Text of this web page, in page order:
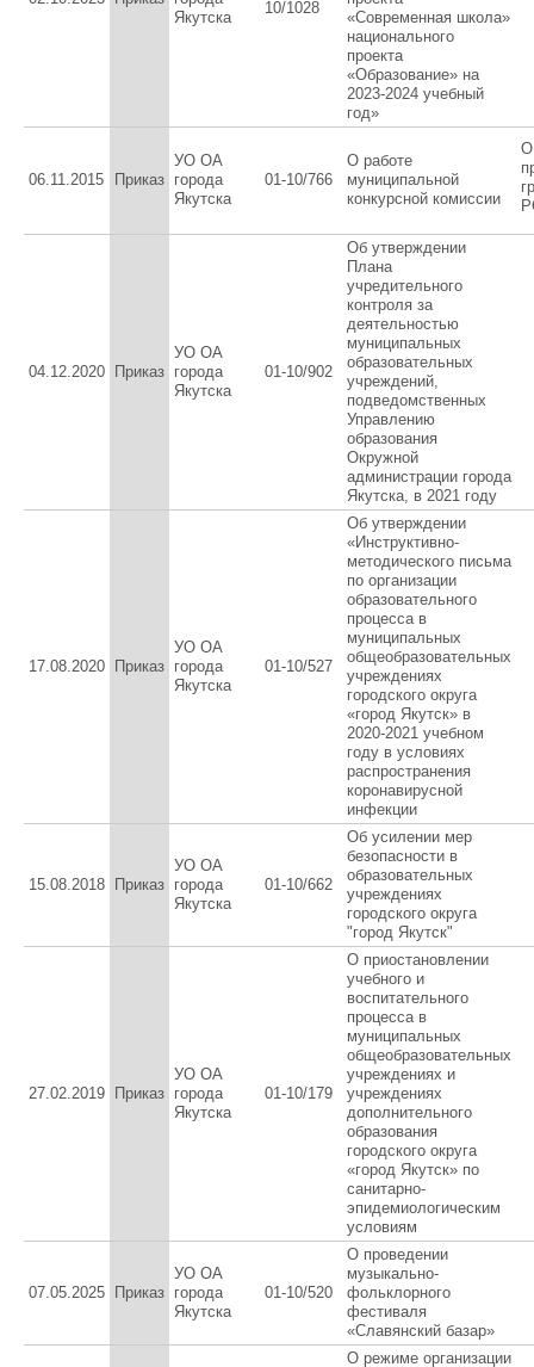
Якутска
10/1028
«Современная школа»
национального
проекта
«Образование» на
2023-2024 учебный
год»
06.11.2015 Приказ
УО ОА
города
Якутска
01-10/766
О работе
муниципальной
конкурсной комиссии
О
04.12.2020 Приказ
УО ОА
города
Якутска
01-10/902
Об утверждении
Плана
учредительного
контроля за
деятельностью
муниципальных
образовательных
учреждений,
подведомственных
Управлению
образования
Окружной
администрации города
Якутска, в 2021 году
17.08.2020 Приказ
УО ОА
города
Якутска
01-10/527
Об утверждении
«Инструктивно-
методического письма
по организации
образовательного
процесса в
муниципальных
общеобразовательных
учреждениях
городского округа
«город Якутск» в
2020-2021 учебном
году в условиях
распространения
коронавирусной
инфекции
15.08.2018 Приказ
УО ОА
города
Якутска
01-10/662
Об усилении мер
безопасности в
образовательных
учреждениях
городского округа
"город Якутск"
27.02.2019 Приказ
УО ОА
города
Якутска
01-10/179
О приостановлении
учебного и
воспитательного
процесса в
муниципальных
общеобразовательных
учреждениях и
учреждениях
дополнительного
образования
городского округа
«город Якутск» по
санитарно-
эпидемиологическим
условиям
07.05.2025 Приказ
УО ОА
города
Якутска
01-10/520
О проведении
музыкально-
фольклорного
фестиваля
«Славянский базар»
О режиме организации